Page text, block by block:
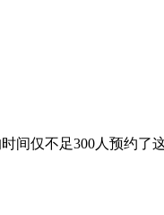
间仅不足300人预约